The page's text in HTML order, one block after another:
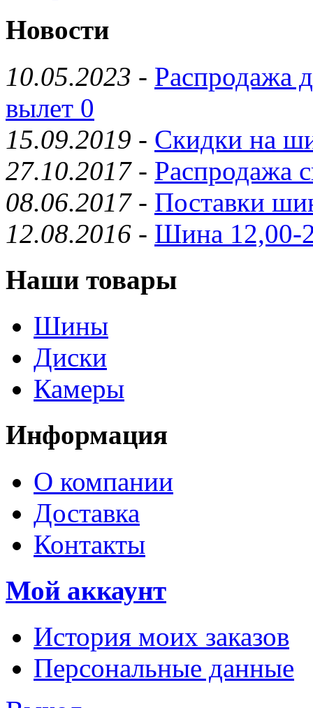
Новости
10.05.2023 - Распродажа
вылет 0
15.09.2019 - Скидки на
27.10.2017- Распродажа
08.06.2017- Поставки
12.08.2016 - Шина 12,00-
Наши товары
Шины
Диски
Камеры
Информация
О компании
Доставка
Контакты
Мой аккаунт
История моих заказов
Персональные данные